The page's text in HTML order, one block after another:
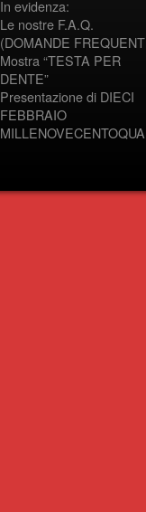
In evidenza:
Le nostre F.A.Q.
(DOMANDE
Mostra “TESTA PER
DENTE”
Presentazione di DIECI
FEBBRAIO